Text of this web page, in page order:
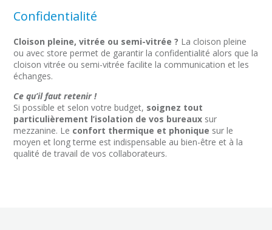
Confidentialité
Cloison pleine, vitrée ou semi-vitrée ? La cloison pleine
ou avec store permet de garantir la confidentialité alors que la
cloison vitrée ou semi-vitrée facilite la communication et les
échanges.
Ce qu’il faut retenir !
Si possible et selon votre budget, soignez tout
particulièrement l’isolation de vos bureaux sur
mezzanine. Le confort thermique et phonique sur le
moyen et long terme est indispensable au bien-être et à la
qualité de travail de vos collaborateurs.